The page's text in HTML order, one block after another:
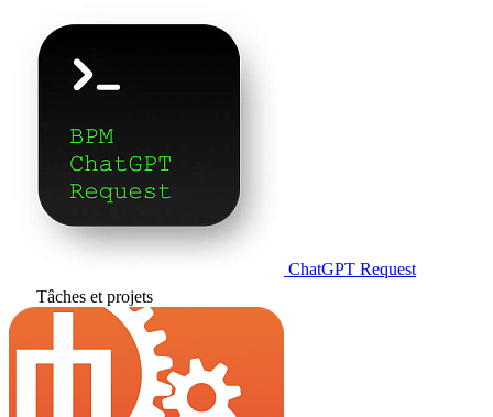
ChatGPT Request
Tâches et projets